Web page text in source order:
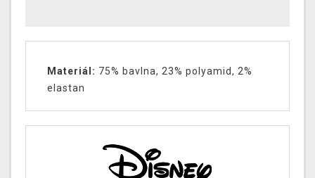
Materiál: 75% bavlna, 23% polyamid, 2%
elastan